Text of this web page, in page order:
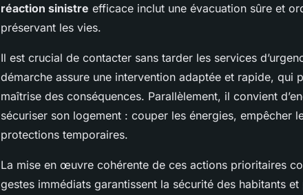
réaction sinistre efficace inclut une évacuation sûre et
préservant les vies.
Il est crucial de contacter sans tarder les services
démarche assure une intervention adaptée et rapide, qui
maîtrise des conséquences. Parallèlement, il convient
sécuriser son logement : couper les énergies, empêcher
protections temporaires.
La mise en œuvre cohérente de ces actions prioritaires
gestes immédiats garantissent la sécurité des habitants